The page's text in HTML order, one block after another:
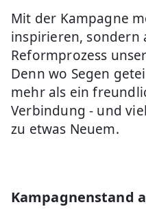
Mit der Kampagne
inspirieren, sondern
Reformprozess
Denn wo Segen
mehr als ein
Verbindung - und
zu etwas Neuem.
Kampagnenstand